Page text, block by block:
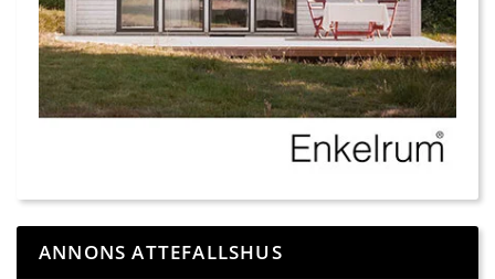
ANNONS ATTEFALLSHUS